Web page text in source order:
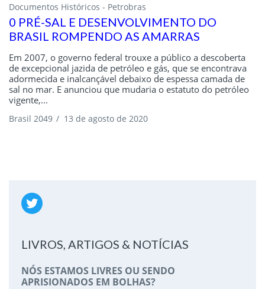
Documentos Históricos - Petrobras
0 PRÉ-SAL E DESENVOLVIMENTO DO
BRASIL ROMPENDO AS AMARRAS
Em 2007, o governo federal trouxe a público a descoberta
de excepcional jazida de petróleo e gás, que se encontrava
adormecida e inalcançável debaixo de espessa camada de
sal no mar. E anunciou que mudaria o estatuto do petróleo
vigente,...
Brasil 2049 / 13 de agosto de 2020
LIVROS, ARTIGOS & NOTÍCIAS
NÓS ESTAMOS LIVRES OU SENDO
APRISIONADOS EM BOLHAS?